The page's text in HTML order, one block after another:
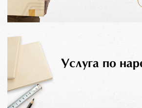
Услуга по